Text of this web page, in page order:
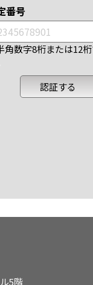
番号
数字8桁または12
5階